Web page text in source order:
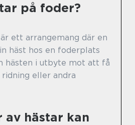
på foder?
ett arrangemang där en
häst hos en foderplats
hästen i utbyte mot att få
eller andra
hästar kan